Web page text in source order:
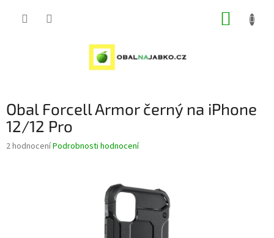
Obal Forcell Armor černý na iPhone
12/12 Pro
Průměrné
2 hodnoceníPodrobnosti hodnocení